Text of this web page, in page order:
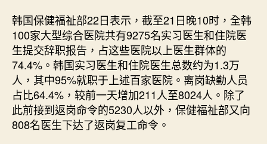
韩国保健福祉部22日表示，截至21日晚10时，全韩
100家大型综合医院共有9275名实习医生和住院医
生提交辞职报告，占这些医院以上医生群体的
74.4%。韩国实习医生和住院医生总数约为1.3万
人，其中95%就职于上述百家医院。离岗缺勤人员
占比64.4%，较前一天增加211人至8024人。除了
此前接到返岗命令的5230人以外，保健福祉部又向
808名医生下达了返岗复工命令。